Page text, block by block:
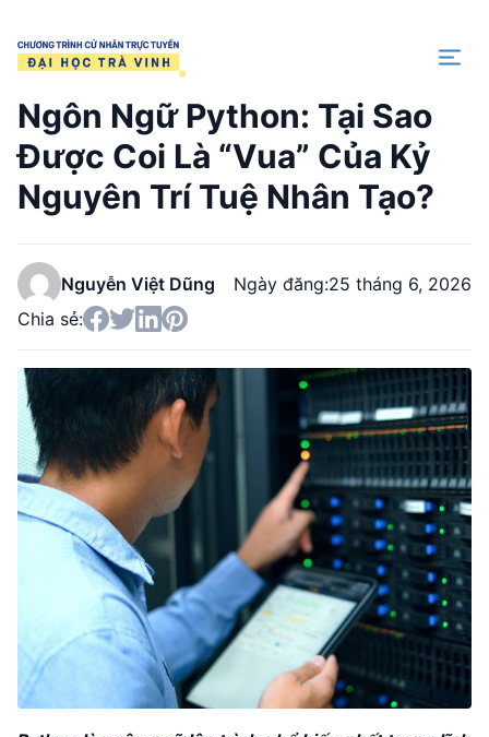
Trang chủ
Ngôn Ngữ Python: Tại Sao
Được Coi Là “Vua” Của Kỷ
Nguyên Trí Tuệ Nhân Tạo?
Nguyễn Việt Dũng Ngày đăng:25 tháng 6, 2026
Chia sẻ: